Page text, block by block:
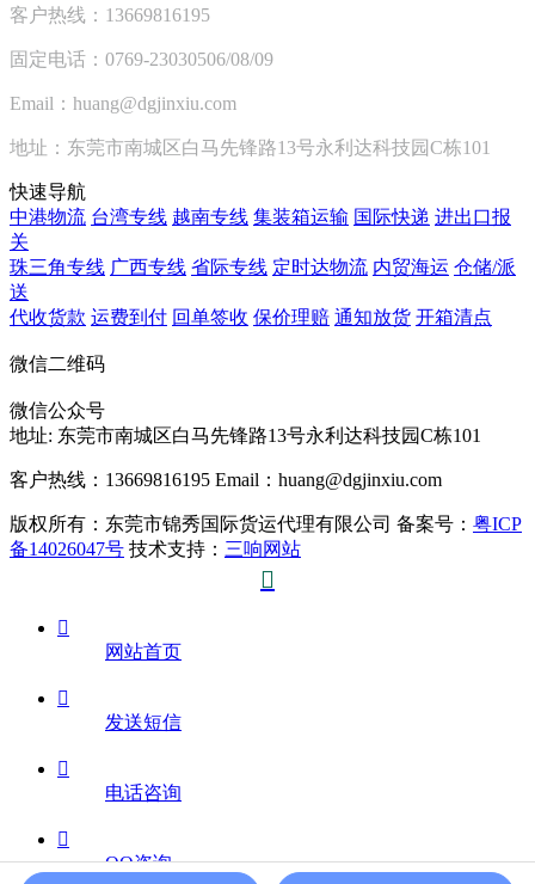
客户热线：13669816195
固定电话：0769-23030506/08/09
Email：huang@dgjinxiu.com
地址：东莞市南城区白马先锋路13号永利达科技园C栋101
快速导航
中港物流 台湾专线 越南专线 集装箱运输 国际快递 进出口报
关
珠三角专线 广西专线 省际专线 定时达物流 内贸海运 仓储/派
送
代收货款 运费到付 回单签收 保价理赔 通知放货 开箱清点
微信二维码
微信公众号
地址: 东莞市南城区白马先锋路13号永利达科技园C栋101
客户热线：13669816195 Email：huang@dgjinxiu.com
版权所有：东莞市锦秀国际货运代理有限公司 备案号： 粤ICP
备14026047号 技术支持： 三响网站


网站首页

发送短信

电话咨询

QQ咨询